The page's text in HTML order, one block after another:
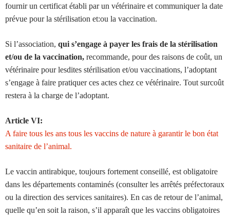
fournir un certificat établi par un vétérinaire et communiquer la date
prévue pour la stérilisation et:ou la vaccination.
Si l’association, qui s’engage à payer les frais de la stérilisation
et/ou de la vaccination, recommande, pour des raisons de coût, un
vétérinaire pour lesdites stérilisation et/ou vaccinations, l’adoptant
s’engage à faire pratiquer ces actes chez ce vétérinaire. Tout surcoût
restera à la charge de l’adoptant.
Article VI:
A faire tous les ans tous les vaccins de nature à garantir le bon état
sanitaire de l’animal.
Le vaccin antirabique, toujours fortement conseillé, est obligatoire
dans les départements contaminés (consulter les arrêtés préfectoraux
ou la direction des services sanitaires). En cas de retour de l’animal,
quelle qu’en soit la raison, s’il apparaît que les vaccins obligatoires